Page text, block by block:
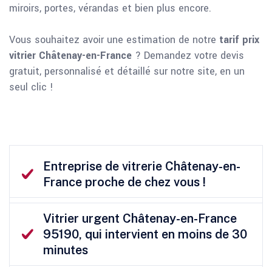
miroirs, portes, vérandas et bien plus encore.
Vous souhaitez avoir une estimation de notre tarif prix
vitrier Châtenay-en-France ? Demandez votre devis
gratuit, personnalisé et détaillé sur notre site, en un
seul clic !
Entreprise de vitrerie Châtenay-en-
France proche de chez vous !
Vitrier urgent Châtenay-en-France
95190, qui intervient en moins de 30
minutes